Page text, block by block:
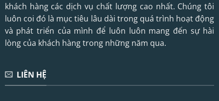
khách hàng các dịch vụ chất lượng cao nhất. Chúng tôi
luôn coi đó là mục tiêu lâu dài trong quá trình hoạt động
và phát triển của mình để luôn luôn mang đến sự hài
lòng của khách hàng trong những năm qua.
LIÊN HỆ